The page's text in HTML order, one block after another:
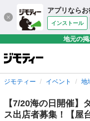
アプリなら
インストール
地元の
ジモティー イベント 地
【7/20海の日開催】
ス出店者募集！【屋